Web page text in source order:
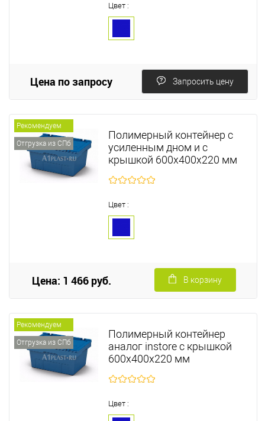
Цвет :
Цена по запросу Запросить цену
Рекомендуем
Отгрузка из СПб
Полимерный контейнер с
усиленным дном и с
крышкой 600х400х220 мм
Цвет :
Цена: 1 466 руб. В корзину
Рекомендуем
Отгрузка из СПб
Полимерный контейнер
аналог instore с крышкой
600х400х220 мм
Цвет :